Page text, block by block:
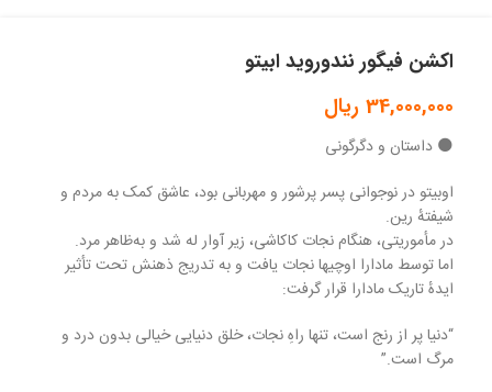
اکشن فیگور نندوروید ابیتو
34,000,000 ریال
🌑 داستان و دگرگونی
اوبیتو در نوجوانی پسر پرشور و مهربانی بود، عاشق کمک به مردم و
شیفتهٔ رین.
در مأموریتی، هنگام نجات کاکاشی، زیر آوار له شد و به‌ظاهر مرد.
اما توسط مادارا اوچیها نجات یافت و به تدریج ذهنش تحت تأثیر
ایدهٔ تاریک مادارا قرار گرفت:
“دنیا پر از رنج است، تنها راهِ نجات، خلق دنیایی خیالی بدون درد و
مرگ است.”